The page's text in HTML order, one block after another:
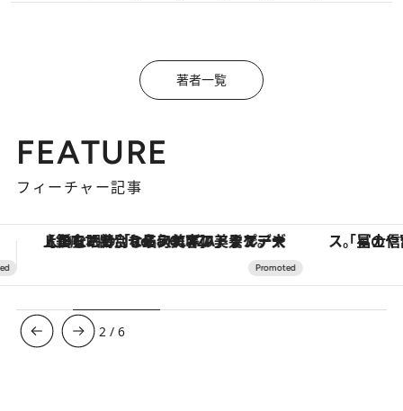
著者一覧
FEATURE
フィーチャー記事
「星のや富士」でデジタルデトックス。冨士信仰の歴史を辿り、心身を調える。 ヴァシュロン・コンスタンタ
3 /6